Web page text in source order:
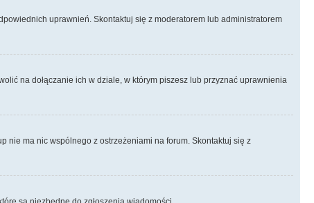
uprawnień. Skontaktuj się z moderatorem lub administratorem
na dołączanie ich w dziale, w którym piszesz lub przyznać uprawnienia
nie ma nic wspólnego z ostrzeżeniami na forum. Skontaktuj się z